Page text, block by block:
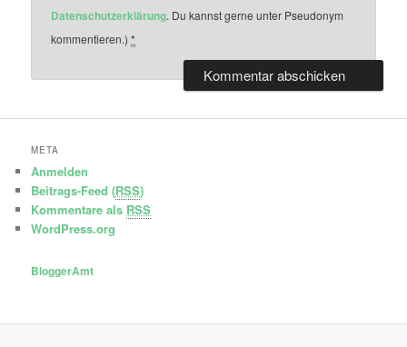
Datenschutzerklärung. Du kannst gerne unter Pseudonym
kommentieren.)*
META
Anmelden
Beitrags-Feed (RSS)
Kommentare als RSS
WordPress.org
BloggerAmt